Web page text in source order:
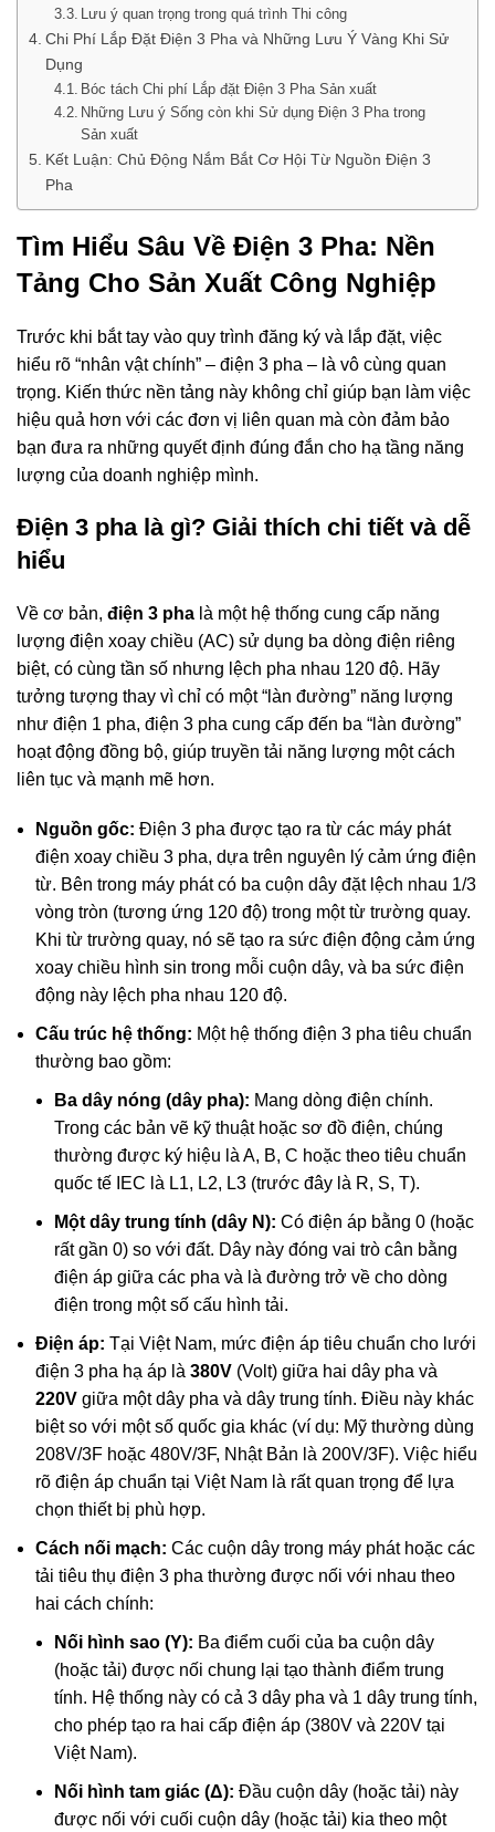
Lưu ý quan trọng trong quá trình Thi công
Chi Phí Lắp Đặt Điện 3 Pha và Những Lưu Ý Vàng Khi Sử
Dụng
Bóc tách Chi phí Lắp đặt Điện 3 Pha Sản xuất
Những Lưu ý Sống còn khi Sử dụng Điện 3 Pha trong
Sản xuất
Kết Luận: Chủ Động Nắm Bắt Cơ Hội Từ Nguồn Điện 3
Pha
Tìm Hiểu Sâu Về Điện 3 Pha: Nền
Tảng Cho Sản Xuất Công Nghiệp
Trước khi bắt tay vào quy trình đăng ký và lắp đặt, việc
hiểu rõ “nhân vật chính” – điện 3 pha – là vô cùng quan
trọng. Kiến thức nền tảng này không chỉ giúp bạn làm việc
hiệu quả hơn với các đơn vị liên quan mà còn đảm bảo
bạn đưa ra những quyết định đúng đắn cho hạ tầng năng
lượng của doanh nghiệp mình.
Điện 3 pha là gì? Giải thích chi tiết và dễ
hiểu
Về cơ bản, điện 3 pha là một hệ thống cung cấp năng
lượng điện xoay chiều (AC) sử dụng ba dòng điện riêng
biệt, có cùng tần số nhưng lệch pha nhau 120 độ. Hãy
tưởng tượng thay vì chỉ có một “làn đường” năng lượng
như điện 1 pha, điện 3 pha cung cấp đến ba “làn đường”
hoạt động đồng bộ, giúp truyền tải năng lượng một cách
liên tục và mạnh mẽ hơn.
Nguồn gốc: Điện 3 pha được tạo ra từ các máy phát
điện xoay chiều 3 pha, dựa trên nguyên lý cảm ứng điện
từ. Bên trong máy phát có ba cuộn dây đặt lệch nhau 1/3
vòng tròn (tương ứng 120 độ) trong một từ trường quay.
Khi từ trường quay, nó sẽ tạo ra sức điện động cảm ứng
xoay chiều hình sin trong mỗi cuộn dây, và ba sức điện
động này lệch pha nhau 120 độ.
Cấu trúc hệ thống: Một hệ thống điện 3 pha tiêu chuẩn
thường bao gồm:
Ba dây nóng (dây pha): Mang dòng điện chính.
Trong các bản vẽ kỹ thuật hoặc sơ đồ điện, chúng
thường được ký hiệu là A, B, C hoặc theo tiêu chuẩn
quốc tế IEC là L1, L2, L3 (trước đây là R, S, T).
Một dây trung tính (dây N): Có điện áp bằng 0 (hoặc
rất gần 0) so với đất. Dây này đóng vai trò cân bằng
điện áp giữa các pha và là đường trở về cho dòng
điện trong một số cấu hình tải.
Điện áp: Tại Việt Nam, mức điện áp tiêu chuẩn cho lưới
điện 3 pha hạ áp là 380V (Volt) giữa hai dây pha và
220V giữa một dây pha và dây trung tính. Điều này khác
biệt so với một số quốc gia khác (ví dụ: Mỹ thường dùng
208V/3F hoặc 480V/3F, Nhật Bản là 200V/3F). Việc hiểu
rõ điện áp chuẩn tại Việt Nam là rất quan trọng để lựa
chọn thiết bị phù hợp.
Cách nối mạch: Các cuộn dây trong máy phát hoặc các
tải tiêu thụ điện 3 pha thường được nối với nhau theo
hai cách chính:
Nối hình sao (Y): Ba điểm cuối của ba cuộn dây
(hoặc tải) được nối chung lại tạo thành điểm trung
tính. Hệ thống này có cả 3 dây pha và 1 dây trung tính,
cho phép tạo ra hai cấp điện áp (380V và 220V tại
Việt Nam).
Nối hình tam giác (Δ): Đầu cuộn dây (hoặc tải) này
được nối với cuối cuộn dây (hoặc tải) kia theo một